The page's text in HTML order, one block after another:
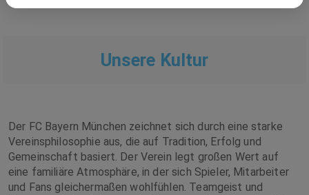
Unsere Kultur
Der FC Bayern München zeichnet sich durch eine starke
Vereinsphilosophie aus, die auf Tradition, Erfolg und
Gemeinschaft basiert. Der Verein legt großen Wert auf
eine familiäre Atmosphäre, in der sich Spieler, Mitarbeiter
und Fans gleichermaßen wohlfühlen. Teamgeist und